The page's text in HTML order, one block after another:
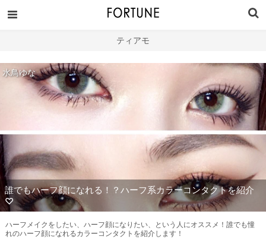
ティアモ
水鳥ゆな
誰でもハーフ顔になれる！？ハーフ系カラーコンタクトを紹介
♡
ハーフメイクをしたい、ハーフ顔になりたい、という人にオススメ！誰でも憧
れのハーフ顔になれるカラーコンタクトを紹介します！